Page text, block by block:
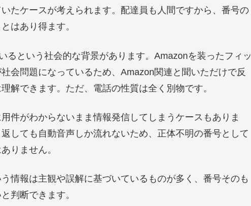
たケースが考えられます。配達員も人間ですから、番号の
はあり得ます。
るという社会的な背景があります。Amazonを装ったフィッ
会問題になっているため、Amazon関連と聞いただけで反
解できます。ただ、電話の性質は全く別物です。
件がわからないまま情報発信してしまうケースもありま
しても自動音声しか流れないため、正体不明の番号として
りません。
情報は主観や誤解に基づいているものが多く、番号そのも
判断できます。